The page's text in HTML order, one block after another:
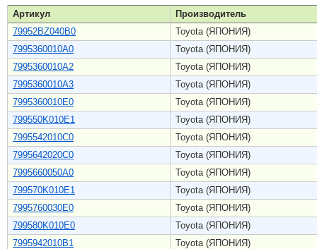
Артикул
Производитель
79952BZ040B0
Toyota (ЯПОНИЯ)
7995360010A0
Toyota (ЯПОНИЯ)
7995360010A2
Toyota (ЯПОНИЯ)
7995360010A3
Toyota (ЯПОНИЯ)
7995360010E0
Toyota (ЯПОНИЯ)
799550K010E1
Toyota (ЯПОНИЯ)
7995542010C0
Toyota (ЯПОНИЯ)
7995642020C0
Toyota (ЯПОНИЯ)
7995660050A0
Toyota (ЯПОНИЯ)
799570K010E1
Toyota (ЯПОНИЯ)
7995760030E0
Toyota (ЯПОНИЯ)
799580K010E0
Toyota (ЯПОНИЯ)
7995942010B1
Toyota (ЯПОНИЯ)